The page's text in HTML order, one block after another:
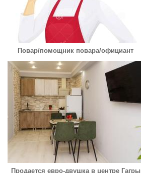
Повар/помощник повара/официант
Продается евро-двушка в центре Гагры